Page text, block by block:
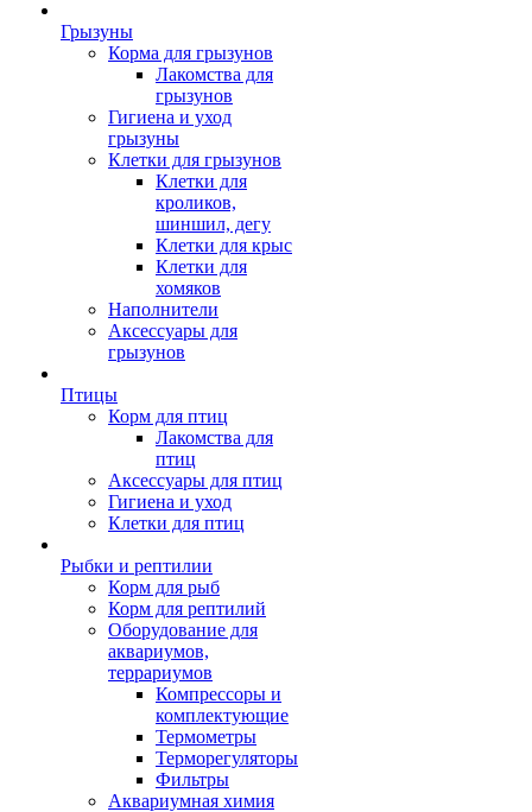
Грызуны
Корма для грызунов
Лакомства для
грызунов
Гигиена и уход
грызуны
Клетки для грызунов
Клетки для
кроликов,
шиншил, дегу
Клетки для крыс
Клетки для
хомяков
Наполнители
Аксессуары для
грызунов
Птицы
Корм для птиц
Лакомства для
птиц
Аксессуары для птиц
Гигиена и уход
Клетки для птиц
Рыбки и рептилии
Корм для рыб
Корм для рептилий
Оборудование для
аквариумов,
террариумов
Компрессоры и
комплектующие
Термометры
Терморегуляторы
Фильтры
Аквариумная химия